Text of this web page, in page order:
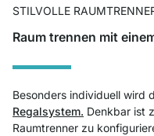
STILVOLLE
Raum trennen mit
Besonders individuell wird
Regalsystem. Denkbar ist
Raumtrenner zu